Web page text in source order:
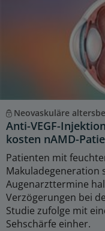
Neovaskuläre
Anti-VEGF-
kosten nAMD-
Patienten mit
Makuladegeneration
Augenarzttermine
Verzögerungen bei
Studie zufolge mit
Sehschärfe einher.